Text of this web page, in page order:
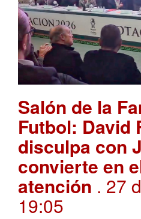
Salón de la
Futbol: David
disculpa con
convierte en
atención . 27
19:05